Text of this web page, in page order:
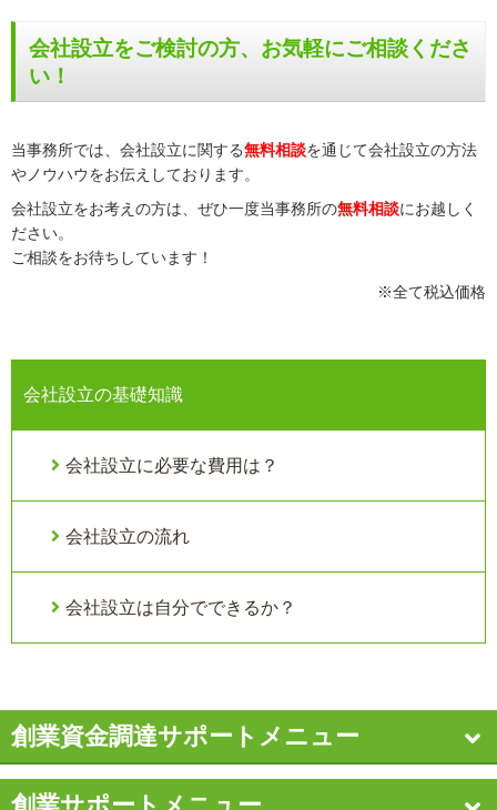
会社設立をご検討の方、お気軽にご相談くださ
い！
当事務所では、会社設立に関する無料相談を通じて会社設立の方法
やノウハウをお伝えしております。
会社設立をお考えの方は、ぜひ一度当事務所の無料相談にお越しく
ださい。
ご相談をお待ちしています！
※全て税込価格
会社設立の基礎知識
会社設立に必要な費用は？
会社設立の流れ
会社設立は自分でできるか？
創業資金調達サポートメニュー